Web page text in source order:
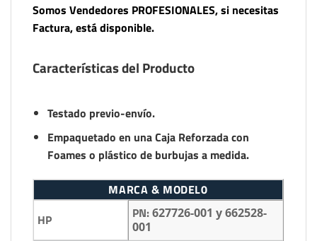
Somos Vendedores PROFESIONALES, si necesitas
Factura, está disponible.
Características del Producto
Testado previo-envío.
Empaquetado en una Caja Reforzada con
Foames o plástico de burbujas a medida.
MARCA & MODEL0
HP
PN:627726-001 y 662528-
001